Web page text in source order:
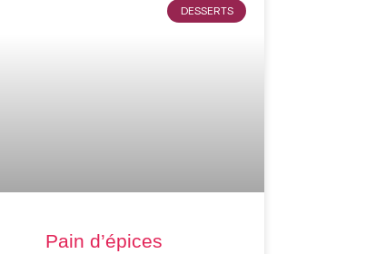
DESSERTS
Pain d’épices